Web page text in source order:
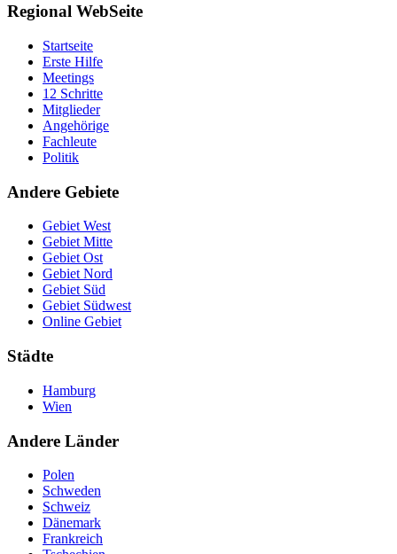
Regional WebSeite
Startseite
Erste Hilfe
Meetings
12 Schritte
Mitglieder
Angehörige
Fachleute
Politik
Andere Gebiete
Gebiet West
Gebiet Mitte
Gebiet Ost
Gebiet Nord
Gebiet Süd
Gebiet Südwest
Online Gebiet
Städte
Hamburg
Wien
Andere Länder
Polen
Schweden
Schweiz
Dänemark
Frankreich